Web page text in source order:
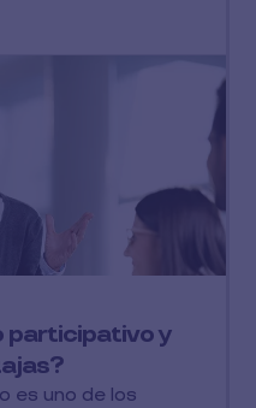
participativo y
es uno de los